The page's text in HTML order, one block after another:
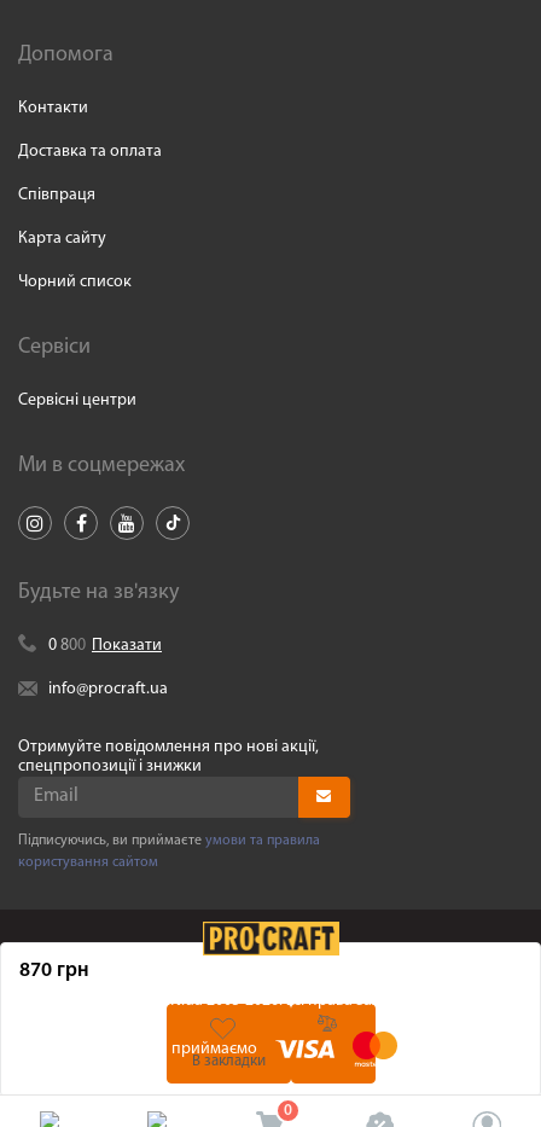
870 грн
В закладки
Допомога
Контакти
Доставка та оплата
Співпраця
Карта сайту
Чорний список
Сервіси
Сервісні центри
Ми в соцмережах
Будьте на зв'язку
0 800 Показати
info@procraft.ua
Отримуйте повідомлення про нові акції,
спецпропозиції і знижки
Підписуючись, ви приймаєте умови та правила
користування сайтом
Procraft.ua2005-2026. Усі права захищенні
Ми приймаємо
0